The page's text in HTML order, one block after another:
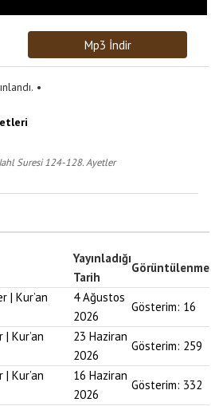
Mp3 İndir
Suresi 124-128. Ayetler
Yayınladığı
Tarih
Görüntülenme
| Kur’an
4 Ağustos
2026
Gösterim: 16
Kur’an
23 Haziran
2026
Gösterim: 259
Kur’an
16 Haziran
2026
Gösterim: 332